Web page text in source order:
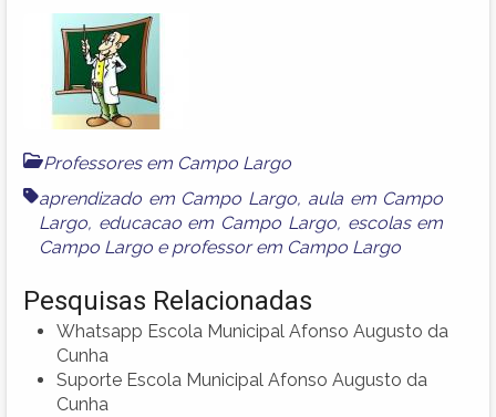
Professores em Campo Largo
aprendizado em Campo Largo, aula em Campo
Largo, educacao em Campo Largo, escolas em
Campo Largo e professor em Campo Largo
Pesquisas Relacionadas
Whatsapp Escola Municipal Afonso Augusto da
Cunha
Suporte Escola Municipal Afonso Augusto da
Cunha